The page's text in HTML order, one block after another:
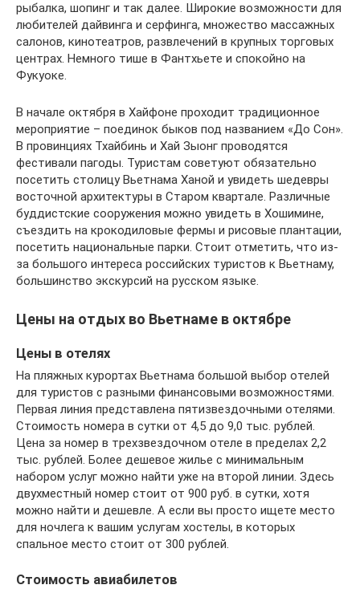
рыбалка, шопинг и так далее. Широкие возможности для
любителей дайвинга и серфинга, множество массажных
салонов, кинотеатров, развлечений в крупных торговых
центрах. Немного тише в Фантхьете и спокойно на
Фукуоке.
В начале октября в Хайфоне проходит традиционное
мероприятие – поединок быков под названием «До Сон».
В провинциях Тхайбинь и Хай Зыонг проводятся
фестивали пагоды. Туристам советуют обязательно
посетить столицу Вьетнама Ханой и увидеть шедевры
восточной архитектуры в Старом квартале. Различные
буддистские сооружения можно увидеть в Хошимине,
съездить на крокодиловые фермы и рисовые плантации,
посетить национальные парки. Стоит отметить, что из-
за большого интереса российских туристов к Вьетнаму,
большинство экскурсий на русском языке.
Цены на отдых во Вьетнаме в октябре
Цены в отелях
На пляжных курортах Вьетнама большой выбор отелей
для туристов с разными финансовыми возможностями.
Первая линия представлена пятизвездочными отелями.
Стоимость номера в сутки от 4,5 до 9,0 тыс. рублей.
Цена за номер в трехзвездочном отеле в пределах 2,2
тыс. рублей. Более дешевое жилье с минимальным
набором услуг можно найти уже на второй линии. Здесь
двухместный номер стоит от 900 руб. в сутки, хотя
можно найти и дешевле. А если вы просто ищете место
для ночлега к вашим услугам хостелы, в которых
спальное место стоит от 300 рублей.
Стоимость авиабилетов